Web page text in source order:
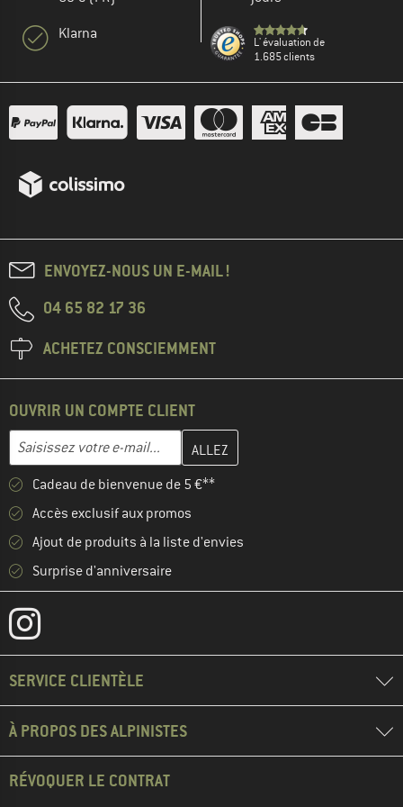
Klarna
L' évaluation de
1.685 clients
ENVOYEZ-NOUS UN E-MAIL !
04 65 82 17 36
ACHETEZ CONSCIEMMENT
OUVRIR UN COMPTE CLIENT
Adresse e-mail
Entrez votre adresse e-mail ici et créez votre compte client à la
Cadeau de bienvenue de 5 €**
Accès exclusif aux promos
Ajout de produits à la liste d'envies
Surprise d'anniversaire
SERVICE CLIENTÈLE
À PROPOS DES ALPINISTES
RÉVOQUER LE CONTRAT